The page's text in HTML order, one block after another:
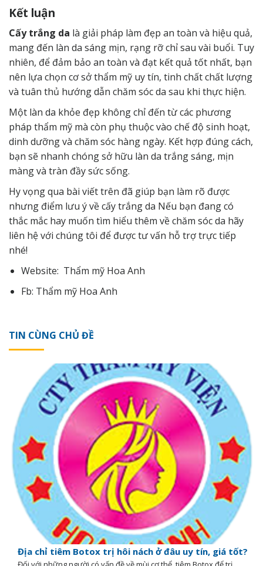
Kết luận
Cấy trắng da là giải pháp làm đẹp an toàn và hiệu quả,
mang đến làn da sáng mịn, rạng rỡ chỉ sau vài buổi. Tuy
nhiên, để đảm bảo an toàn và đạt kết quả tốt nhất, bạn
nên lựa chọn cơ sở thẩm mỹ uy tín, tinh chất chất lượng
và tuân thủ hướng dẫn chăm sóc da sau khi thực hiện.
Một làn da khỏe đẹp không chỉ đến từ các phương
pháp thẩm mỹ mà còn phụ thuộc vào chế độ sinh hoạt,
dinh dưỡng và chăm sóc hàng ngày. Kết hợp đúng cách,
bạn sẽ nhanh chóng sở hữu làn da trắng sáng, mịn
màng và tràn đầy sức sống.
Hy vọng qua bài viết trên đã giúp bạn làm rõ được
nhưng điểm lưu ý về cấy trắng da Nếu bạn đang có
thắc mắc hay muốn tìm hiểu thêm về chăm sóc da hãy
liên hệvới chúng tôi để được tư vấn hỗ trợ trực tiếp
nhé!
Website: Thẩm mỹ Hoa Anh
Fb: Thẩm mỹ Hoa Anh
TIN CÙNG CHỦ ĐỀ
Địa chỉ tiêm Botox trị hôi nách ở đâu uy tín, giá tốt?